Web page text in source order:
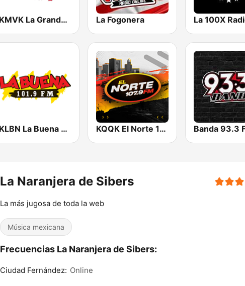
KMVK La Grande 107.5 FM La Fogonera La 100X
KLBN La Buena 101.9 FM KQQK El Norte 107.9 / 101.7 FM Banda 93.3
La Naranjera de Sibers
La más jugosa de toda la web
Música mexicana
Frecuencias La Naranjera de Sibers:
Ciudad Fernández: Online